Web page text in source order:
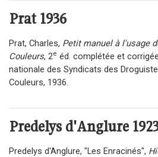
Prat1936
Prat, Charles, Petit manuel à l'usage
Couleurs, 2e éd. complétée et
nationale des Syndicats des
Couleurs, 1936.
Predelys d'Anglure
Predelys d'Anglure, "Les Enracinés",